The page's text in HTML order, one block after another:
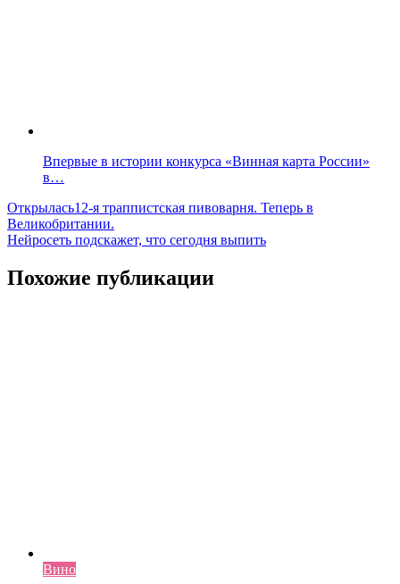
Впервые в истории конкурса «Винная карта России»
в…
Навигация
по
Открылась12-я траппистская пивоварня. Теперь в
Великобритании.
Нейросеть подскажет, что сегодня выпить
Похожие публикации
Вино